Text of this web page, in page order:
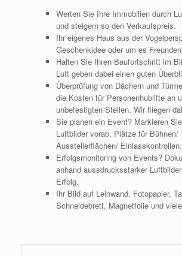
Werten Sie Ihre Immobilien durch
und steigern so den Verkaufspreis.
Ihr eigenes Haus aus der
Geschenkidee oder um es
Halten Sie Ihren Baufortschritt im
Luft geben dabei einen guten
Überprüfung von Dächern und
die Kosten für Personenhublifte an
unbefestigten Stellen. Wir fliegen
Sie planen ein Event? Markieren
Luftbilder vorab, Plätze für Bühnen/
Ausstellerflächen/ Einlasskontrollen.
Erfolgsmonitoring von Events?
anhand aussdrucksstarker
Erfolg.
Ihr Bild auf Leinwand, Fotopapier,
Schneidebrett, Magnetfolie und